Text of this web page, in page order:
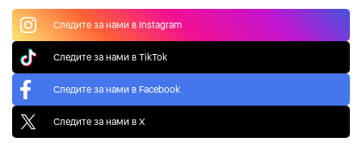
Следите за нами в Instagram
Следите за нами в TikTok
Следите за нами в Facebook
Следите за нами в X